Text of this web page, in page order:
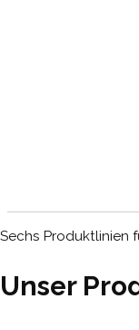
Unser
Sechs Produktlinien